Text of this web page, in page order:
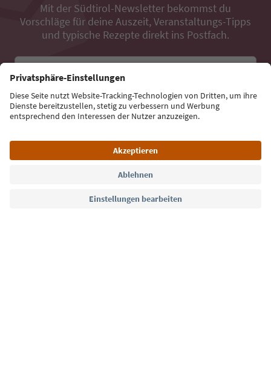
Mit der Südtirol-Newsletter bekommst du
Vorschläge für deine Auszeit, Veranstaltungs-Tipps
und typische Rezepte direkt ins Postfach.
Jetzt anmelden